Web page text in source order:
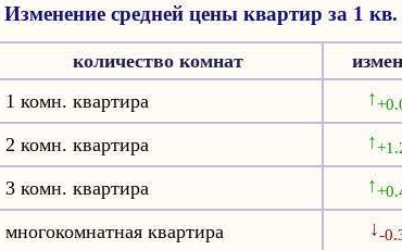
Изменение средней цены квартир за 1
количество комнат
1 комн. квартира
↑
2 комн. квартира
↑
3 комн. квартира
↑
многокомнатная квартира
↓-